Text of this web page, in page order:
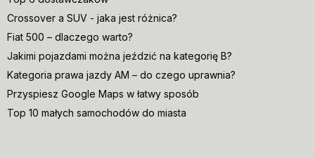
Crossover a SUV - jaka jest różnica?
Fiat 500 – dlaczego warto?
Jakimi pojazdami można jeździć na kategorię B?
Kategoria prawa jazdy AM – do czego uprawnia?
Przyspiesz Google Maps w łatwy sposób
Top 10 małych samochodów do miasta